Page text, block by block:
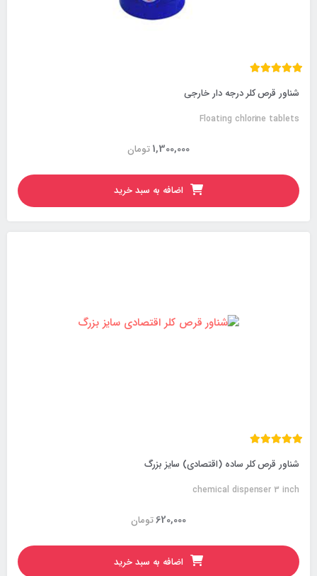
شناور قرص کلر درجه دار خارجی
Floating chlorine tablets
تومان1,300,000
اضافه به سبد خرید
شناور قرص کلر ساده (اقتصادی) سایز بزرگ
chemical dispenser 3 inch
تومان620,000
اضافه به سبد خرید